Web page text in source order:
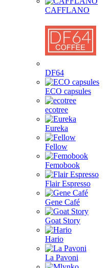
CAFFLANO
DF64
ECO capsules
ecotree
Eureka
Fellow
Femobook
Flair Espresso
Gene Café
Goat Story
Hario
La Pavoni